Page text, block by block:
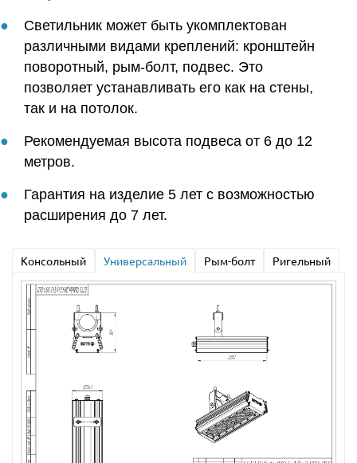
Светильник может быть укомплектован
различными видами креплений: кронштейн
поворотный, рым-болт, подвес. Это
позволяет устанавливать его как на стены,
так и на потолок.
Рекомендуемая высота подвеса от 6 до 12
метров.
Гарантия на изделие 5 лет с возможностью
расширения до 7 лет.
Консольный Универсальный Рым-болт Ригельный